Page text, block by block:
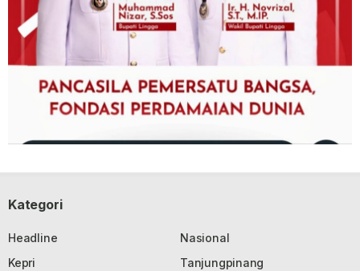
Kategori
Headline
Nasional
Kepri
Tanjungpinang